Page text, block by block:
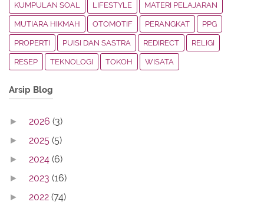
KUMPULAN SOAL LIFESTYLE MATERI PELAJARAN
MUTIARA HIKMAH OTOMOTIF PERANGKAT PPG
PROPERTI PUISI DAN SASTRA REDIRECT RELIGI
RESEP TEKNOLOGI TOKOH WISATA
Arsip Blog
► 2026 (3)
► 2025 (5)
► 2024 (6)
► 2023 (16)
► 2022 (74)